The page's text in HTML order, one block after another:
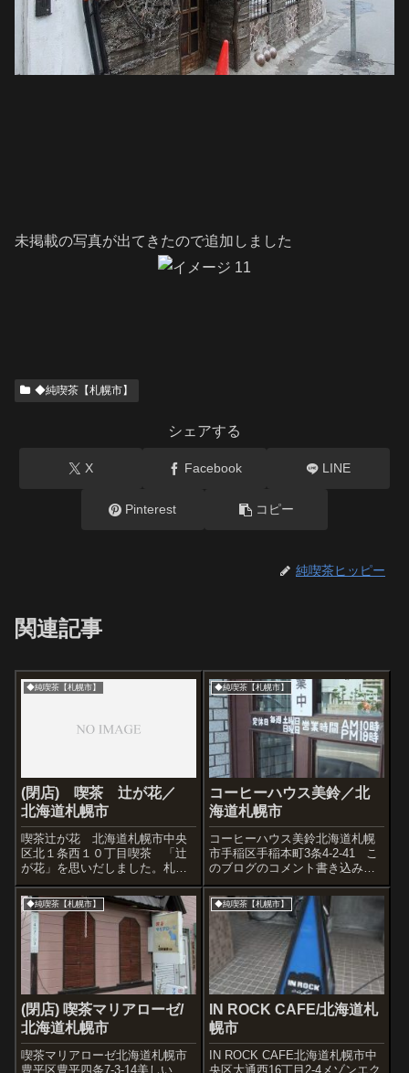
未掲載の写真が出てきたので追加しました
◆純喫茶【札幌市】
シェアする
X Facebook LINE
Pinterest コピー
純喫茶ヒッピー
関連記事
◆純喫茶【札幌市】
(閉店) 喫茶 辻が花／
北海道札幌市
喫茶辻が花 北海道札幌市中央
区北１条西１０丁目喫茶 「辻
が花」を思いだしました。札幌
市の北一条郵便局の裏手にあっ
たシックな喫茶。写真もなにも
持ってません。
◆純喫茶【札幌市】
コーヒーハウス美鈴／北
海道札幌市
コーヒーハウス美鈴北海道札幌
市手稲区手稲本町3条4-2-41 こ
のブログのコメント書き込みで
教えてもらった喫茶です。思い
のほか、本格的昭和喫茶で感
激。コーヒーもちゃんとおいし
かった。ママさんのお話だとこ
の辺は古い喫茶がなくなってし
まった...
◆純喫茶【札幌市】
(閉店) 喫茶マリアローゼ/
北海道札幌市
喫茶マリアローゼ北海道札幌市
豊平区豊平四条7-3-14美しい、
◆純喫茶【札幌市】
IN ROCK CAFE/北海道札
幌市
IN ROCK CAFE北海道札幌市中
央区大通西16丁目2-4メゾンエク